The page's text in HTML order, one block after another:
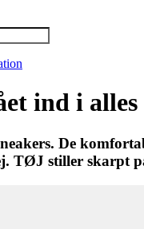
ind i
De
TØJ stiller skarpt